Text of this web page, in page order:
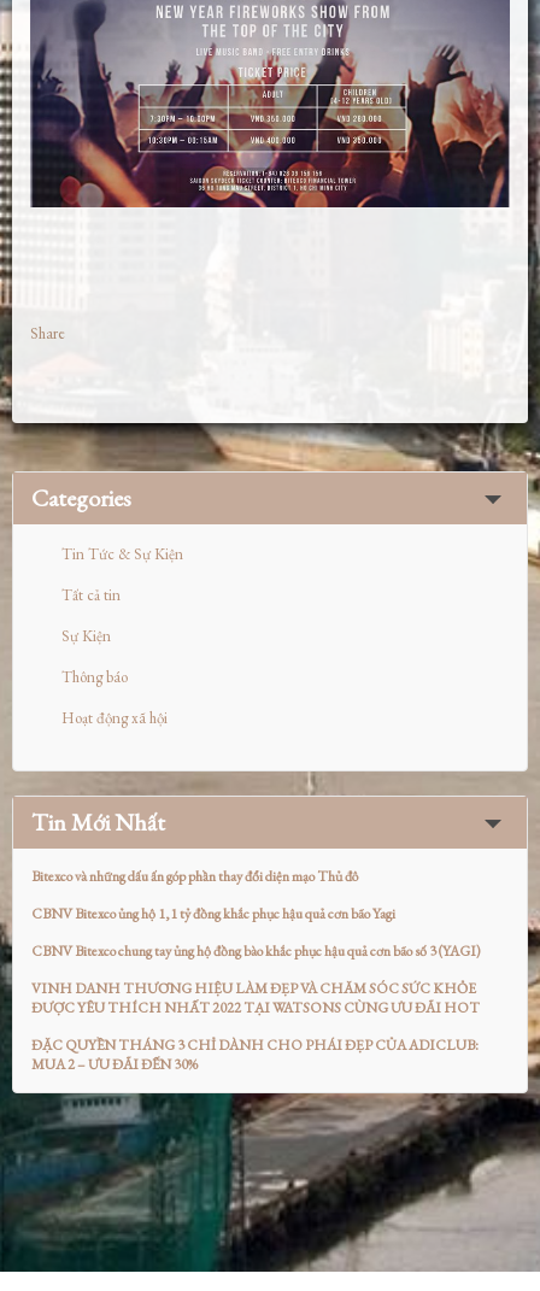
Share
Categories
Tin Tức & Sự Kiện
Tất cả tin
Sự Kiện
Thông báo
Hoạt động xã hội
Tin Mới Nhất
Bitexco và những dấu ấn góp phần thay đổi diện mạo Thủ đô
CBNV Bitexco ủng hộ 1,1 tỷ đồng khắc phục hậu quả cơn bão Yagi
CBNV Bitexco chung tay ủng hộ đồng bào khắc phục hậu quả cơn bão số 3 (YAGI)
VINH DANH THƯƠNG HIỆU LÀM ĐẸP VÀ CHĂM SÓC SỨC KHỎE
ĐƯỢC YÊU THÍCH NHẤT 2022 TẠI WATSONS CÙNG ƯU ĐÃI HOT
ĐẶC QUYỀN THÁNG 3 CHỈ DÀNH CHO PHÁI ĐẸP CỦA ADICLUB:
MUA 2 – ƯU ĐÃI ĐẾN 30%